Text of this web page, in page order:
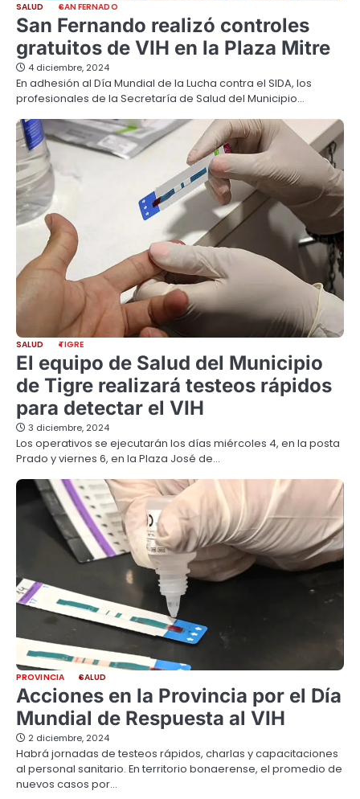
SALUD SAN FERNADO
San Fernando realizó controles
gratuitos de VIH en la Plaza Mitre
4 diciembre, 2024
En adhesión al Día Mundial de la Lucha contra el SIDA, los
profesionales de la Secretaría de Salud del Municipio…
SALUD TIGRE
El equipo de Salud del Municipio
de Tigre realizará testeos rápidos
para detectar el VIH
3 diciembre, 2024
Los operativos se ejecutarán los días miércoles 4, en la posta
Prado y viernes 6, en la Plaza José de…
PROVINCIA SALUD
Acciones en la Provincia por el Día
Mundial de Respuesta al VIH
2 diciembre, 2024
Habrá jornadas de testeos rápidos, charlas y capacitaciones
al personal sanitario. En territorio bonaerense, el promedio de
nuevos casos por…